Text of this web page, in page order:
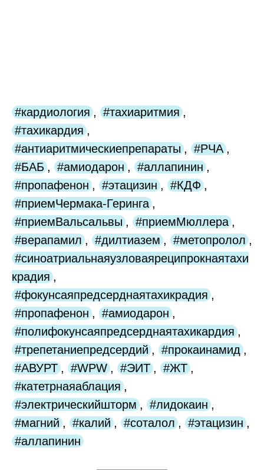
#кардиология , #тахиаритмия ,
#тахикардия ,
#антиаритмическиепрепараты , #РЧА ,
#БАБ , #амиодарон , #аллапинин ,
#пропафенон , #этацизин , #КДФ ,
#приемЧермака-Геринга ,
#приемВальсальвы , #приемМюллера ,
#верапамил , #дилтиазем , #метопролол ,
#синоатриальнаяузловаяреципрокнаятахи
крадия ,
#фокунсаяпредсерднаятахикрадия ,
#пропафенон , #амиодарон ,
#полифокунсаяпредсерднаятахикардия ,
#трепетаниепредсердий , #прокаинамид ,
#АВУРТ , #WPW , #ЭИТ , #ЖТ ,
#катетрнаяаблация ,
#электрическийшторм , #лидокаин ,
#магний , #калий , #соталол , #этацизин ,
#аллапинин